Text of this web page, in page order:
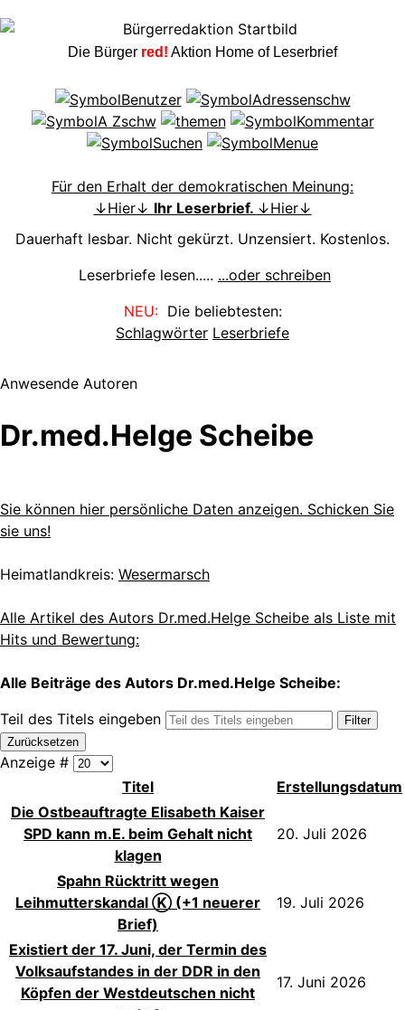
Die Bürger red! Aktion Home of Leserbrief
Für den Erhalt der demokratischen Meinung:
↓Hier↓ Ihr Leserbrief. ↓Hier↓
Dauerhaft lesbar. Nicht gekürzt. Unzensiert. Kostenlos.
Leserbriefe lesen..... ...oder schreiben
NEU:Die beliebtesten:
Schlagwörter Leserbriefe
Anwesende Autoren
Dr.med.Helge Scheibe
Sie können hier persönliche Daten anzeigen. Schicken Sie
sie uns!
Heimatlandkreis: Wesermarsch
Alle Artikel des Autors Dr.med.Helge Scheibe als Liste mit
Hits und Bewertung:
Alle Beiträge des Autors Dr.med.Helge Scheibe:
Teil des Titels eingeben
Filter
Zurücksetzen
Anzeige #
Titel
Erstellungsdatum
Die Ostbeauftragte Elisabeth Kaiser
SPD kann m.E. beim Gehalt nicht
klagen
20. Juli 2026
Spahn Rücktritt wegen
Leihmutterskandal Ⓚ (+1 neuerer
Brief)
19. Juli 2026
Existiert der 17. Juni, der Termin des
Volksaufstandes in der DDR in den
Köpfen der Westdeutschen nicht
17. Juni 2026